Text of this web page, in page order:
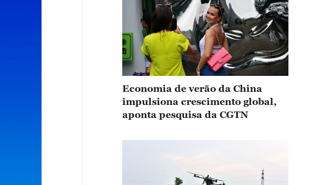
Economia de verão da China
impulsiona crescimento global,
aponta pesquisa da CGTN